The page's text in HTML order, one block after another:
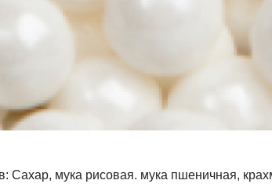
мука рисовая. мука пшеничная,